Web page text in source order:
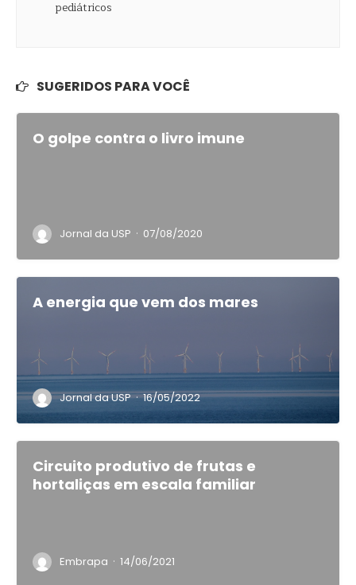
SUGERIDOS PARA VOCÊ
O golpe contra o livro imune
Jornal da USP · 07/08/2020
A energia que vem dos mares
Jornal da USP · 16/05/2022
Circuito produtivo de frutas e
hortaliças em escala familiar
Embrapa · 14/06/2021